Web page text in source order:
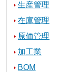
生産管理
在庫管理
原価管理
加工業
BOM